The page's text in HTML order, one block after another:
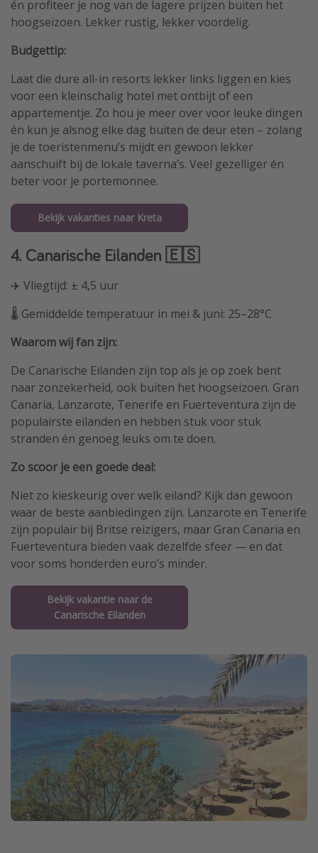
én profiteer je nog van de lagere prijzen buiten het
hoogseizoen. Lekker rustig, lekker voordelig.
Budgettip:
Laat die dure all-in resorts lekker links liggen en kies
voor een kleinschalig hotel met ontbijt of een
appartementje. Zo hou je meer over voor leuke dingen
én kun je alsnog elke dag buiten de deur eten – zolang
je de toeristenmenu’s mijdt en gewoon lekker
aanschuift bij de lokale taverna’s. Veel gezelliger én
beter voor je portemonnee.
Bekijk vakanties naar Kreta
4. Canarische Eilanden 🇪🇸
✈️ Vliegtijd: ± 4,5 uur
🌡️ Gemiddelde temperatuur in mei & juni: 25–28°C
Waarom wij fan zijn:
De Canarische Eilanden zijn top als je op zoek bent
naar zonzekerheid, ook buiten het hoogseizoen. Gran
Canaria, Lanzarote, Tenerife en Fuerteventura zijn de
populairste eilanden en hebben stuk voor stuk
stranden én genoeg leuks om te doen.
Zo scoor je een goede deal:
Niet zo kieskeurig over welk eiland? Kijk dan gewoon
waar de beste aanbiedingen zijn. Lanzarote en Tenerife
zijn populair bij Britse reizigers, maar Gran Canaria en
Fuerteventura bieden vaak dezelfde sfeer — en dat
voor soms honderden euro’s minder.
Bekijk vakantie naar de
Canarische Eilanden